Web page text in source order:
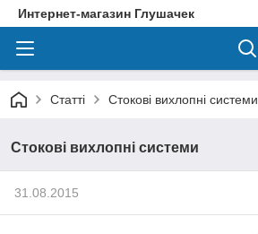
Интернет-магазин Глушачек
Статті Стокові вихлопні системи
Стокові вихлопні системи
31.08.2015